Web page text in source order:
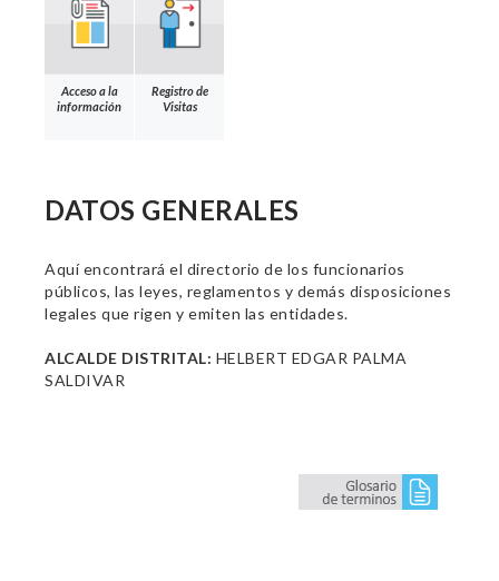
Acceso a la
información
Registro de
Visitas
DATOS GENERALES
Aquí encontrará el directorio de los funcionarios
públicos, las leyes, reglamentos y demás disposiciones
legales que rigen y emiten las entidades.
ALCALDE DISTRITAL: HELBERT EDGAR PALMA
SALDIVAR